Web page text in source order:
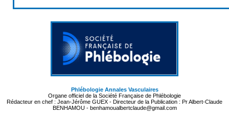
Phlébologie Annales Vasculaires
Organe officiel de la Société Française de Phlébologie
Rédacteur en chef : Jean-Jérôme GUEX - Directeur de la Publication : Pr Albert-Claude
BENHAMOU - benhamoualbertclaude@gmail.com